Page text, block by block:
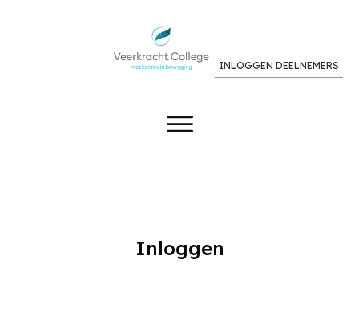
INLOGGEN DEELNEMERS
Inloggen